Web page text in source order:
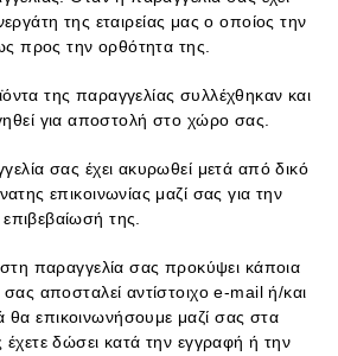
της εταιρείας μας ο οποίος την
προς την ορθότητα της.
της παραγγελίας συλλέχθηκαν και
για αποστολή στο χώρο σας.
σας έχει ακυρωθεί μετά από δικό
επικοινωνίας μαζί σας για την
επιβεβαίωσή της.
παραγγελία σας προκύψει κάποια
αποσταλεί αντίστοιχο e-mail ή/και
θα επικοινωνήσουμε μαζί σας στα
δώσει κατά την εγγραφή ή την